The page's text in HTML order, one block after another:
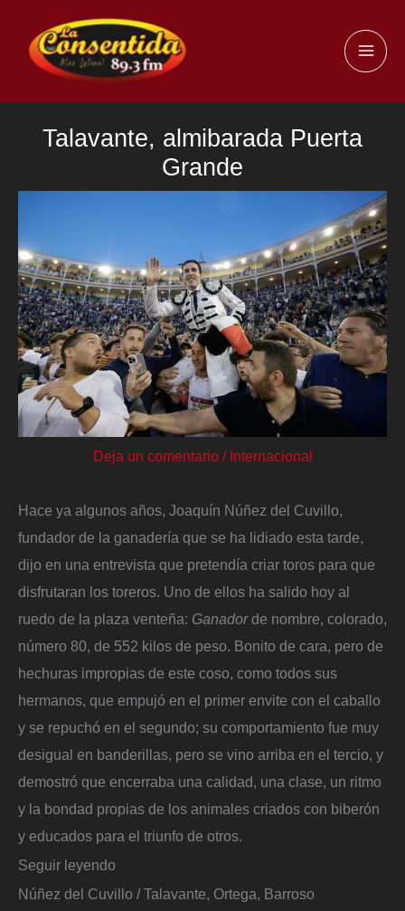
contenido
Talavante, almibarada Puerta
Grande
Deja un comentario / Internacional
Hace ya algunos años, Joaquín Núñez del Cuvillo,
fundador de la ganadería que se ha lidiado esta tarde,
dijo en una entrevista que pretendía criar toros para que
disfrutaran los toreros. Uno de ellos ha salido hoy al
ruedo de la plaza venteña: Ganadorde nombre, colorado,
número 80, de 552 kilos de peso. Bonito de cara, pero de
hechuras impropias de este coso, como todos sus
hermanos, que empujó en el primer envite con el caballo
y se repuchó en el segundo; su comportamiento fue muy
desigual en banderillas, pero se vino arriba en el tercio, y
demostró que encerraba una calidad, una clase, un ritmo
y la bondad propias de los animales criados con biberón
y educados para el triunfo de otros.
Seguir leyendo
Núñez del Cuvillo / Talavante, Ortega, Barroso